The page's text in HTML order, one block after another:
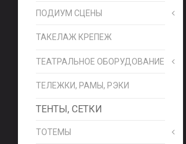
ПОДИУМ СЦЕНЫ
ТАКЕЛАЖ КРЕПЕЖ
ТЕАТРАЛЬНОЕ ОБОРУДОВАНИЕ
ТЕЛЕЖКИ, РАМЫ, РЭКИ
ТЕНТЫ, СЕТКИ
ТОТЕМЫ